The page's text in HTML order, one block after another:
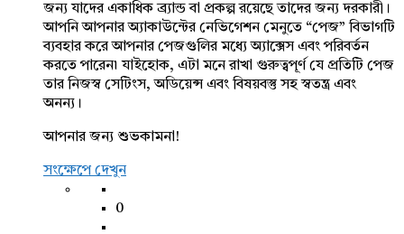
জন্য যাদের একাধিক ব্র্যান্ড বা প্রকল্প রয়েছে তাদের জন্য দরকারী।
আপনি আপনার অ্যাকাউন্টের নেভিগেশন মেনুতে “পেজ” বিভাগটি
ব্যবহার করে আপনার পেজগুলির মধ্যে অ্যাক্সেস এবং পরিবর্তন
করতে পারেন৷ যাইহোক, এটা মনে রাখা গুরুত্বপূর্ণ যে প্রতিটি পেজ
তার নিজস্ব সেটিংস, অডিয়েন্স এবং বিষয়বস্তু সহ স্বতন্ত্র এবং
অনন্য।
আপনার জন্য শুভকামনা!
সংক্ষেপে দেখুন
0